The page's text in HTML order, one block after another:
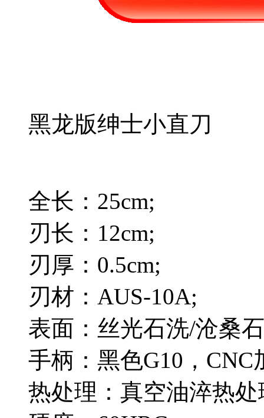
黑龙版绅士小直刀
全长：25cm;
刃长：12cm;
刃厚：0.5cm;
刃材：AUS-10A;
表面：丝光石洗/沧桑
手柄：黑色G10，CNC
热处理：真空油淬热处